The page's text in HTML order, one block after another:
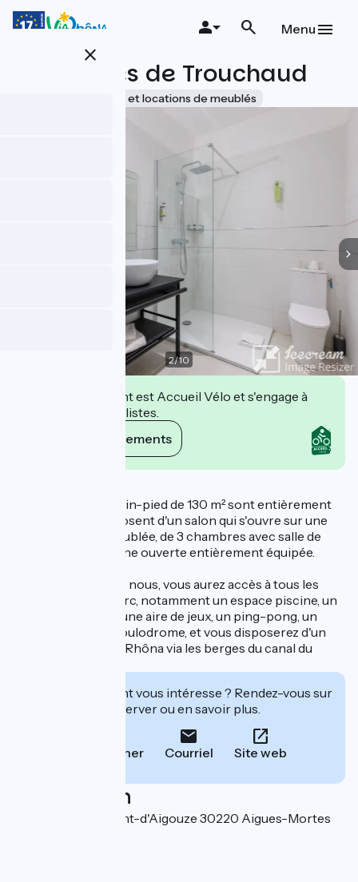
Aller
close
Menu
Les Lodges de Trouchaud
Gîtes et locations de meublés
2/10
Cet établissement est Accueil Vélo et s'engage à
accueillir des cyclistes.
Voir ses engagements
Nos maisons de plain-pied de 130 m² sont entièrement
climatisées et disposent d'un salon qui s'ouvre sur une
terrasse privée meublée, de 3 chambres avec salle de
bains et d'une cuisine ouverte entièrement équipée.
En séjournant chez nous, vous aurez accès à tous les
équipements du parc, notamment un espace piscine, un
bar, un restaurant, une aire de jeux, un ping-pong, un
badminton et un boulodrome, et vous disposerez d'un
accès privé à la Via Rhôna via les berges du canal du
Cet établissement vous intéresse ? Rendez-vous sur
leur site pour réserver ou en savoir plus.
Téléphoner Courriel Site web
Localisation
Route Saint-Laurent-d'Aigouze 30220 Aigues-Mortes